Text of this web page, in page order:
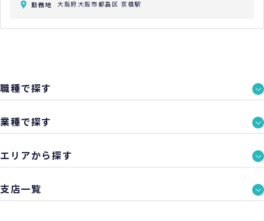
勤務地
大阪府大阪市都島区 京橋駅
職種で探す
業種で探す
エリアから探す
支店一覧